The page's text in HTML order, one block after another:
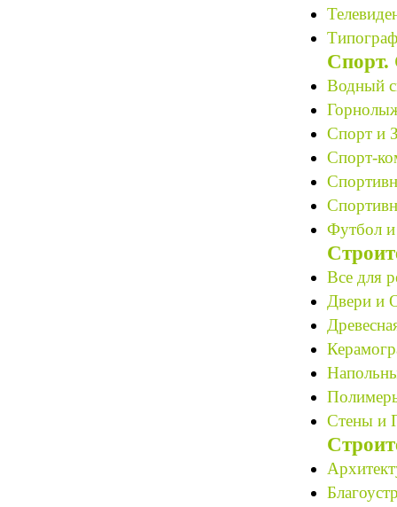
Спорт.
Водный
Спорт и
Спорт-
Футбол
Все для
Двери и
Стены и